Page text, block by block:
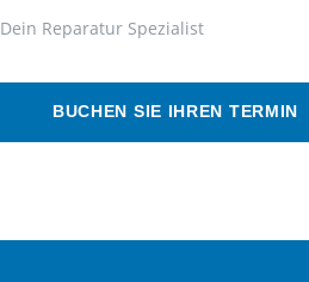
Dein Reparatur Spezialist
BUCHEN SIE IHREN TERMIN